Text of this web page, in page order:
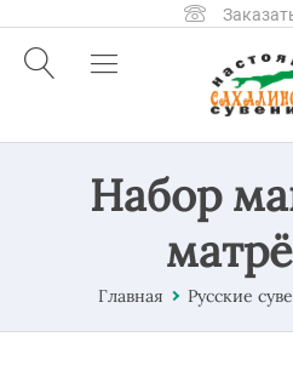
Набор
Главная Русские